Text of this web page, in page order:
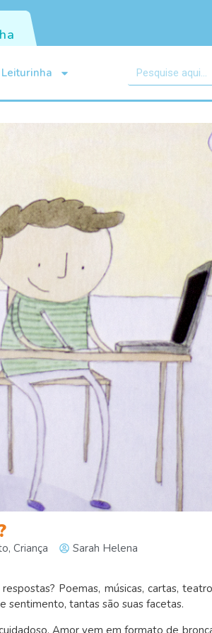
, Criança Sarah Helena
Poemas, músicas, cartas,
sentimento, tantas são suas facetas.
Amor vem em formato de